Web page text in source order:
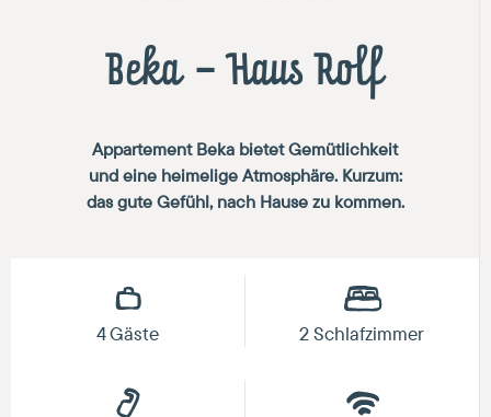
Beka – Haus Rolf
Appartement Beka bietet Gemütlichkeit
und eine heimelige Atmosphäre. Kurzum:
das gute Gefühl, nach Hause zu kommen.
4 Gäste 2 Schlafzimmer